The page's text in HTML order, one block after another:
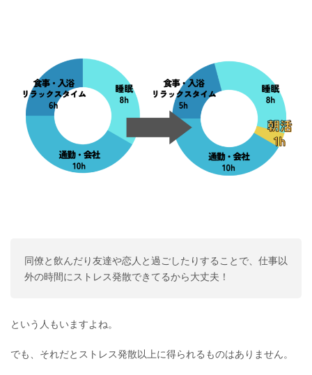
同僚と飲んだり友達や恋人と過ごしたりすることで、仕事以
外の時間にストレス発散できてるから大丈夫！
という人もいますよね。
でも、それだとストレス発散以上に得られるものはありません。